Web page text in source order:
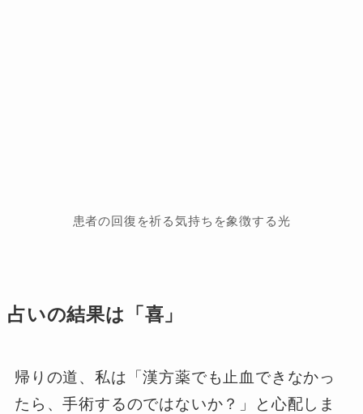
患者の回復を祈る気持ちを象徴する光
占いの結果は「喜」
帰りの道、私は「漢方薬でも止血できなかっ
たら、手術するのではないか？」と心配しま